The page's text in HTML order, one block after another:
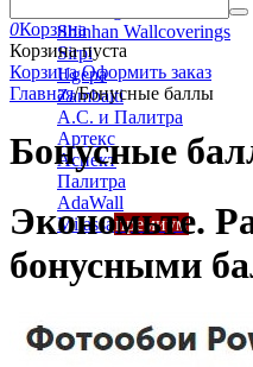
Shinhan Wallcoverings
Sirpi
Ugepa
Zambaiti
А.С. и Палитра
Артекс
Аспект
Палитра
AdaWall
Milassaпремиум
0Корзина
Корзина пуста
Корзина Оформить заказ
Главная/Бонусные баллы
Бонусные
Экономьте.
бонусными